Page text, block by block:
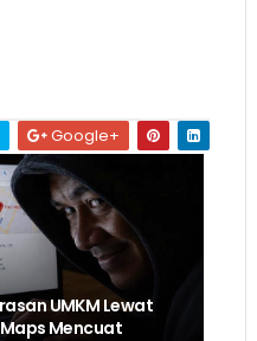
Google+
UMKM Lewat
Mencuat